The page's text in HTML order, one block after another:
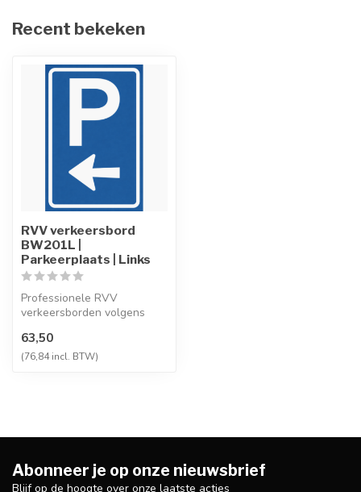
Recent bekeken
RVV verkeersbord
BW201L |
Parkeerplaats | Links
Professionele RVV
verkeersborden volgens
vervaardigd uit hoogwaa...
63,50
(76,84 incl. BTW)
Abonneer je op onze nieuwsbrief
Blijf op de hoogte over onze laatste acties